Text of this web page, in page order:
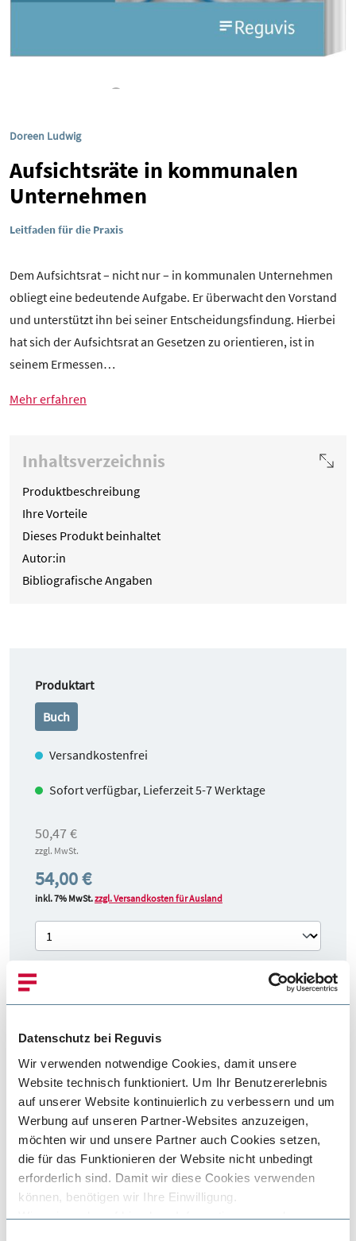
Datenschutz bei Reguvis
Wir verwenden notwendige Cookies, damit unsere
Website technisch funktioniert. Um Ihr Benutzererlebnis
auf unserer Website kontinuierlich zu verbessern und um
Werbung auf unseren Partner-Websites anzuzeigen,
möchten wir und unsere Partner auch Cookies setzen,
die für das Funktionieren der Website nicht unbedingt
erforderlich sind. Damit wir diese Cookies verwenden
können, benötigen wir Ihre Einwilligung.
Wir weisen darauf hin, dass Informationen aus der
Doreen Ludwig
Aufsichtsräte in kommunalen
Unternehmen
Leitfaden für die Praxis
Dem Aufsichtsrat – nicht nur – in kommunalen Unternehmen
obliegt eine bedeutende Aufgabe. Er überwacht den Vorstand
und unterstützt ihn bei seiner Entscheidungsfindung. Hierbei
hat sich der Aufsichtsrat an Gesetzen zu orientieren, ist in
seinem Ermessen…
Mehr erfahren
Inhaltsverzeichnis
Produktbeschreibung
Ihre Vorteile
Dieses Produkt beinhaltet
Autor:in
Bibliografische Angaben
Produktartauswählen
Buch
Versandkostenfrei
Sofort verfügbar, Lieferzeit 5-7 Werktage
50,47 €
zzgl. MwSt.
54,00 €
inkl. 7% MwSt.zzgl. Versandkosten für Ausland
Produktbeschreibung
Dem Aufsichtsrat – nicht nur – in kommunalen Unternehmen
obliegt eine bedeutende Aufgabe. Er überwacht den Vorstand
und unterstützt ihn bei seiner Entscheidungsfindung. Hierbei
hat sich der Aufsichtsrat an Gesetzen zu orientieren, ist in
seinem Ermessen aber frei. Seine kompetente Einschätzung ist